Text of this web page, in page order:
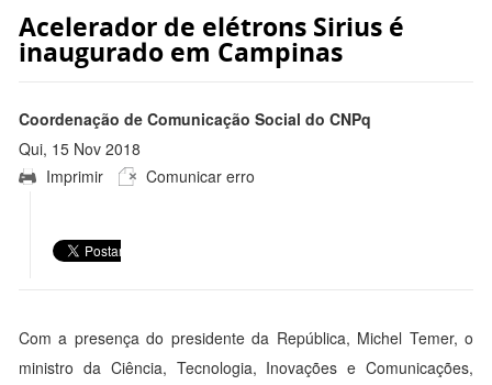
Acelerador de elétrons Sirius é
inaugurado em Campinas
Coordenação de Comunicação Social do CNPq
Qui, 15 Nov 2018
16:19:00 -0200
Imprimir Comunicar erro
Com a presença do presidente da República, Michel Temer, o
ministro da Ciência, Tecnologia, Inovações e Comunicações,